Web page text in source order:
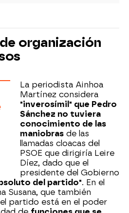
organización
La periodista Ainhoa
Martínez considera
"inverosímil" que Pedro
Sánchez no tuviera
conocimiento de las
maniobras de las
llamadas cloacas del
PSOE que dirigiría Leire
Díez, dado que el
presidente del Gobierno
del partido". En el
Susana, que también
partido está en el poder